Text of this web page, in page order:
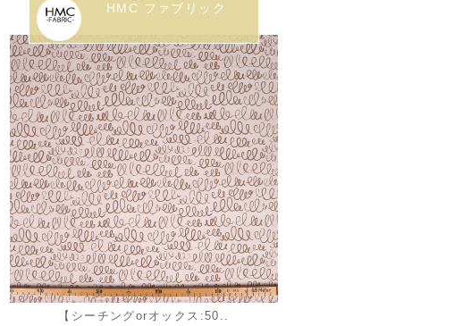
HMC ファブリック
【シーチングorオックス:50..